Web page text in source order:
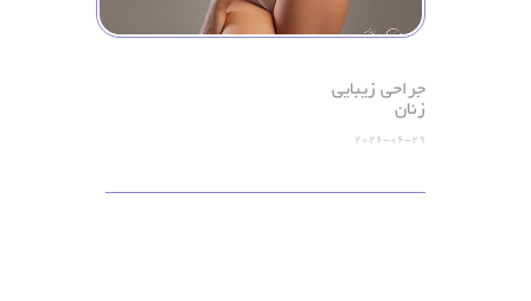
جراحی زیبایی
زنان
2026-06-29